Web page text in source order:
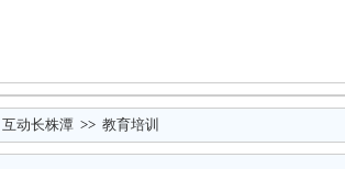
互动长株潭 >> 教育培训